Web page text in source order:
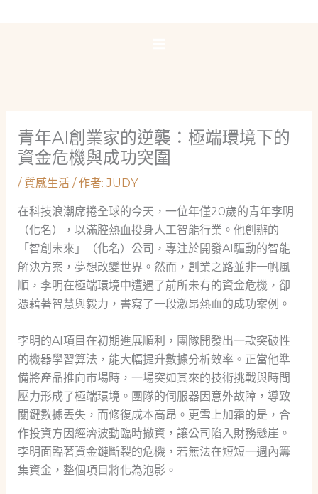
青年AI創業家的逆襲：極端環境下的
資金危機與成功突圍
/ 質感生活/ 作者:JUDY
在科技浪潮席捲全球的今天，一位年僅20歲的青年李明
（化名），以滿腔熱血投身人工智能行業。他創辦的
「智創未來」（化名）公司，專注於開發AI驅動的智能
解決方案，夢想改變世界。然而，創業之路並非一帆風
順，李明在極端環境中遭遇了前所未有的資金危機，卻
憑藉著智慧與毅力，書寫了一段激昂熱血的成功案例。
李明的AI項目在初期進展順利，團隊開發出一款突破性
的機器學習算法，能大幅提升數據分析效率。正當他準
備將產品推向市場時，一場突如其來的技術挑戰與時間
壓力形成了極端環境。團隊的伺服器因意外故障，導致
關鍵數據丟失，而修復成本高昂。更雪上加霜的是，合
作投資方因經濟波動臨時撤資，讓公司陷入財務懸崖。
李明面臨著資金鏈斷裂的危機，若無法在短短一週內籌
集資金，整個項目將化為泡影。